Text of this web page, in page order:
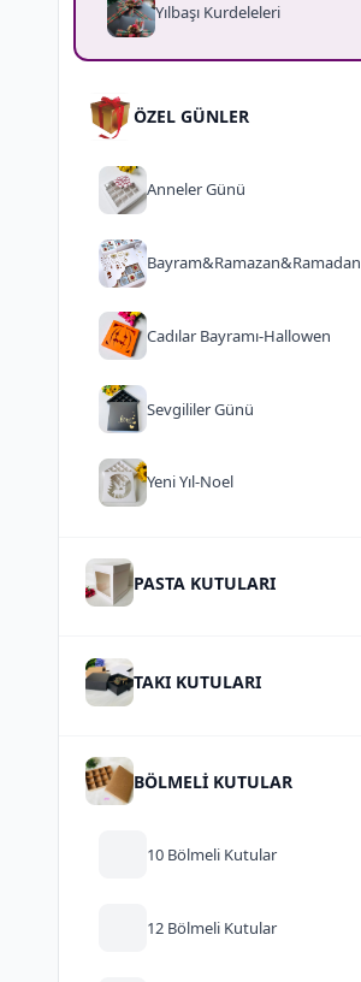
Yılbaşı Kurdeleleri
ÖZEL GÜNLER
Anneler Günü
Bayram&Ramazan&Ramadan
Cadılar Bayramı-Hallowen
Sevgililer Günü
Yeni Yıl-Noel
PASTA KUTULARI
TAKI KUTULARI
BÖLMELİ KUTULAR
10 Bölmeli Kutular
12 Bölmeli Kutular